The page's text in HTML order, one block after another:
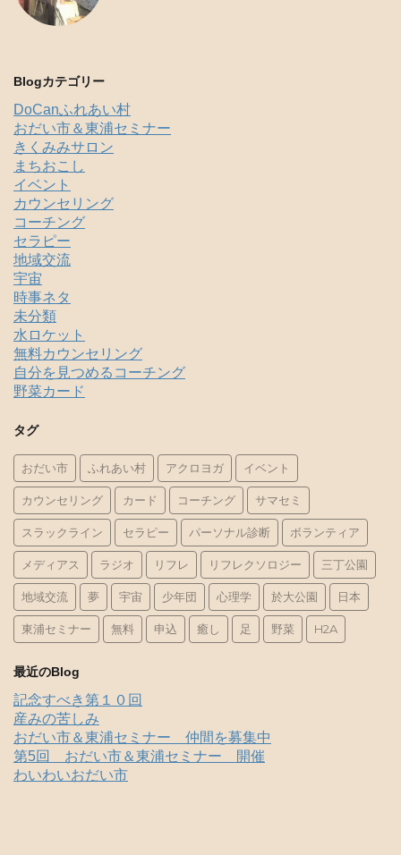
Blogカテゴリー
DoCanふれあい村
おだい市＆東浦セミナー
きくみみサロン
まちおこし
イベント
カウンセリング
コーチング
セラピー
地域交流
宇宙
時事ネタ
未分類
水ロケット
無料カウンセリング
自分を見つめるコーチング
野菜カード
タグ
おだい市 ふれあい村 アクロヨガ イベント
カウンセリング カード コーチング サマセミ
スラックライン セラピー パーソナル診断 ボランティア
メディアス ラジオ リフレ リフレクソロジー 三丁公園
地域交流 夢 宇宙 少年団 心理学 於大公園 日本
東浦セミナー 無料 申込 癒し 足 野菜 H2A
最近のBlog
記念すべき第１０回
産みの苦しみ
おだい市＆東浦セミナー 仲間を募集中
第5回 おだい市＆東浦セミナー 開催
わいわいおだい市